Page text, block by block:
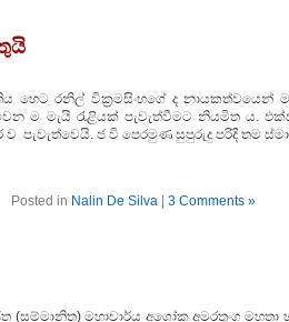
හෙට රනිල් වික්‍රමසිංහගේ ද නායකත්වයෙන්
ම මැයි රැළියක් පැවැත්වීමට නියමිත ය.
ව පැවැත්වෙයි. ජ වි පෙරමුණ සුපුරුදු පරිදි තම
Posted in Nalin De Silva| 3 Comments »
(සම්මානිත) මහාචාර්ය අශෝක අමරතුංග